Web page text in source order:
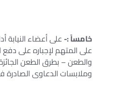
خامساً :-على أعضاء
على المتهم لإجباره على
والطعن – بطرق الطعن
وملابسات الدعاوى الصادرة